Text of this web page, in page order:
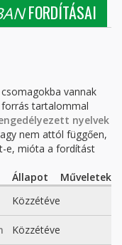
FORDÍTÁSAI
vannak
tartalommal
nyelvek
nem attól függően,
e, mióta a fordítást
Állapot
Műveletek
Közzétéve
Közzétéve